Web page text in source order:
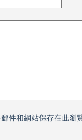
件和網站保存在此瀏